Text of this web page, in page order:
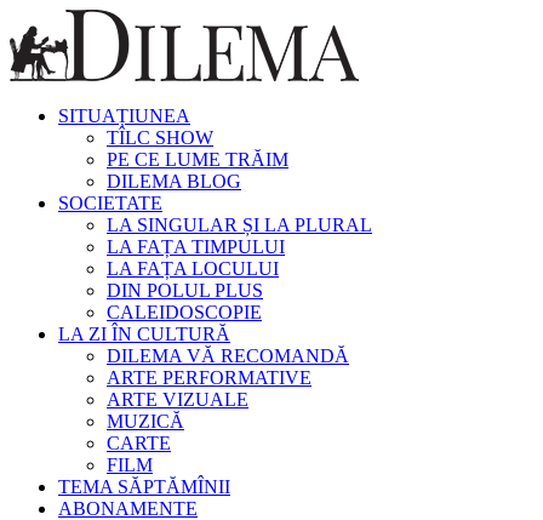
SITUAȚIUNEA
TÎLC SHOW
PE CE LUME TRĂIM
DILEMA BLOG
SOCIETATE
LA SINGULAR ȘI LA PLURAL
LA FAȚA TIMPULUI
LA FAȚA LOCULUI
DIN POLUL PLUS
CALEIDOSCOPIE
LA ZI ÎN CULTURĂ
DILEMA VĂ RECOMANDĂ
ARTE PERFORMATIVE
ARTE VIZUALE
MUZICĂ
CARTE
FILM
TEMA SĂPTĂMÎNII
ABONAMENTE